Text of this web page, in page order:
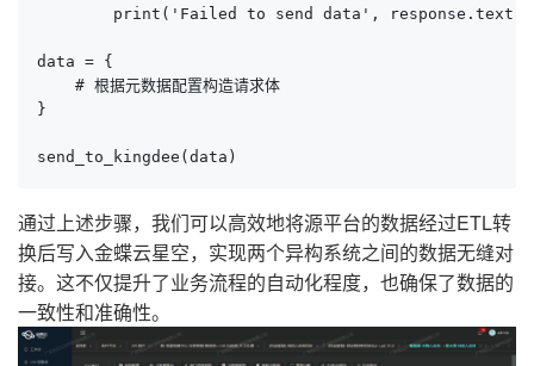
        print('Failed to send data', response.text)
data = {
    # 根据元数据配置构造请求体
}
send_to_kingdee(data)
通过上述步骤，我们可以高效地将源平台的数据经过ETL转
换后写入金蝶云星空，实现两个异构系统之间的数据无缝对
接。这不仅提升了业务流程的自动化程度，也确保了数据的
一致性和准确性。